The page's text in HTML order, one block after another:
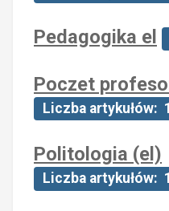
Pedagogika el
Poczet
Liczba artykułów: 1
Politologia (el)
Liczba artykułów: